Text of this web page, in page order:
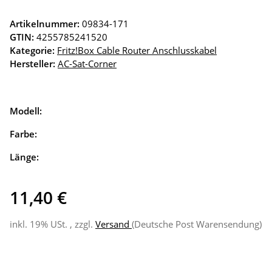
Artikelnummer: 09834-171
GTIN: 4255785241520
Kategorie: Fritz!Box Cable Router Anschlusskabel
Hersteller: AC-Sat-Corner
Modell:
Farbe:
Länge:
11,40 €
inkl. 19% USt. , zzgl. Versand (Deutsche Post Warensendung)